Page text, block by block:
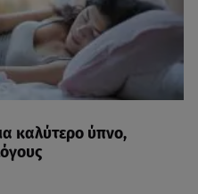
καλύτερο ύπνο,